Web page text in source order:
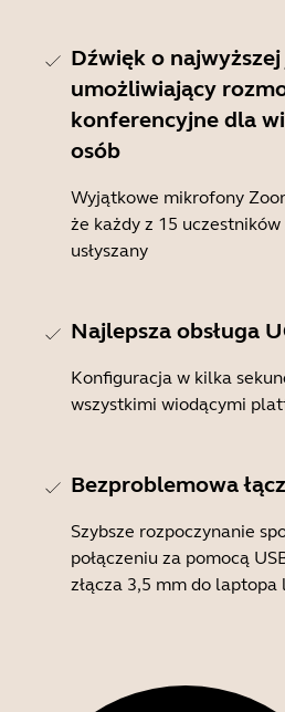
Dźwięk o
umożliwiający
konferencyjne dla
osób
Wyjątkowe mikrofony
że każdy z 15
usłyszany
Najlepsza obsługa
Konfiguracja w kilka
wszystkimi wiodącymi
Bezproblemowa
Szybsze rozpoczynanie
połączeniu za pomocą
złącza 3,5 mm do